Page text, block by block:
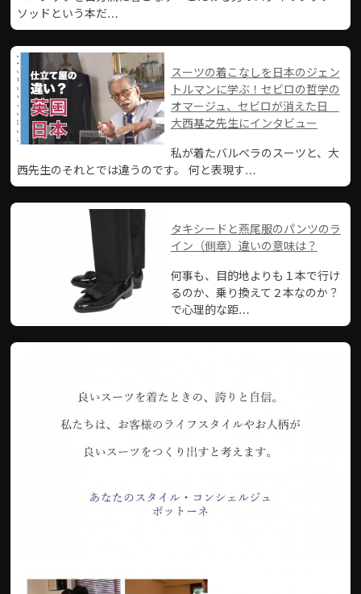
ソッドという本だ…
スーツの着こなしを日本のジェン
トルマンに学ぶ！セビロの哲学の
オマージュ、セビロが消えた日
大西基之先生にインタビュー
私が着たバルベラのスーツと、大
西先生のそれとでは違うのです。 何と表現す…
タキシードと燕尾服のパンツのラ
イン（側章）違いの意味は？
何事も、目的地よりも１本で行け
るのか、乗り換えて２本なのか？
で心理的な距…